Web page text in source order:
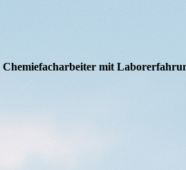
Chemiefacharbeiter mit